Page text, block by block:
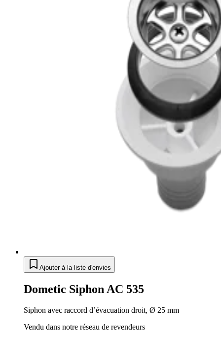
Ajouter à la liste d'envies
Dometic Siphon AC 535
Siphon avec raccord d’évacuation droit, Ø 25 mm
Vendu dans notre réseau de revendeurs